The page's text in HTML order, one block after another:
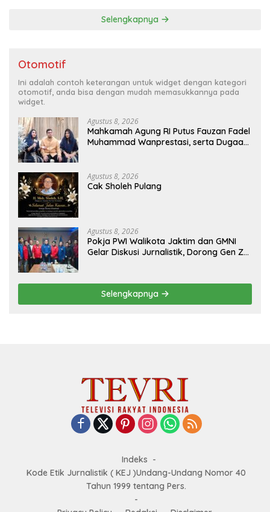
Selengkapnya
Otomotif
Ini adalah contoh keterangan untuk widget dengan kategori
otomotif, anda bisa dengan mudah memasukkannya pada
widget.
Agustus 8, 2026
Mahkamah Agung RI Putus Fauzan Fadel
Muhammad Wanprestasi, serta Dugaan
Agustus 8, 2026
Cak Sholeh Pulang
Agustus 8, 2026
Pokja PWI Walikota Jaktim dan GMNI
Gelar Diskusi Jurnalistik, Dorong Gen Z
Selengkapnya
Indeks
Kode Etik Jurnalistik ( KEJ )Undang-Undang Nomor 40
Tahun 1999 tentang Pers.